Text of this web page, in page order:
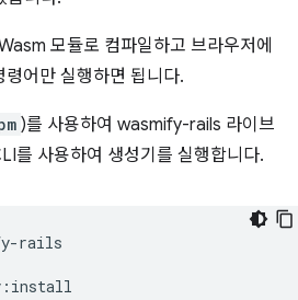
모듈로 컴파일하고 브라우저에
어만 실행하면 됩니다.
)를 사용하여 wasmify-rails 라이브
를 사용하여 생성기를 실행합니다.
rails